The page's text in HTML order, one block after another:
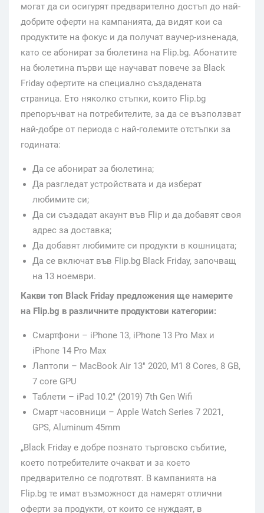
могат да си осигурят предварително достъп до най-
добрите оферти на кампанията, да видят кои са
продуктите на фокус и да получат ваучер-изненада,
като се абонират за бюлетина на Flip.bg. Абонатите
на бюлетина първи ще научават повече за Black
Friday офертите на специално създадената
страница. Ето няколко стъпки, които Flip.bg
препоръчват на потребителите, за да се възползват
най-добре от периода с най-големите отстъпки за
годината:
Да се абонират за бюлетина;
Да разгледат устройствата и да изберат
любимите си;
Да си създадат акаунт във Flip и да добавят своя
адрес за доставка;
Да добавят любимите си продукти в кошницата;
Да се включат във Flip.bg Black Friday, започващ
на 13 ноември.
Какви топ Black Friday предложения ще намерите
на Flip.bg в различните продуктови категории:
Смартфони – iPhone 13, iPhone 13 Pro Max и
iPhone 14 Pro Max
Лаптопи – MacBook Air 13″ 2020, M1 8 Cores, 8 GB,
7 core GPU
Таблети – iPad 10.2″ (2019) 7th Gen Wifi
Смарт часовници – Apple Watch Series 7 2021,
GPS, Aluminum 45mm
„Black Friday е добре познато търговско събитие,
което потребителите очакват и за което
предварително се подготвят. В кампанията на
Flip.bg те имат възможност да намерят отлични
оферти за продукти, от които се нуждаят, в